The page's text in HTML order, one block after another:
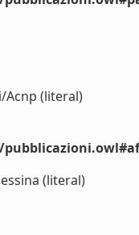
Acnp (literal)
(literal)